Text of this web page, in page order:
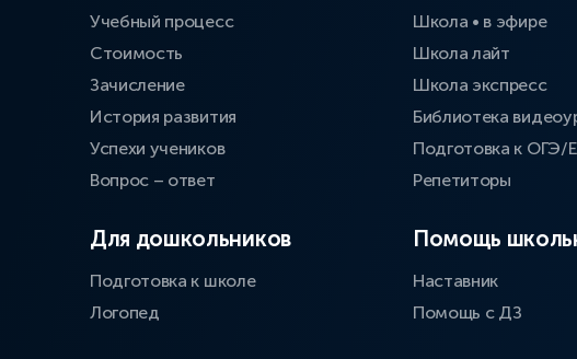
Учебный процесс
Стоимость
Зачисление
История развития
Успехи учеников
Вопрос – ответ
Для дошкольников
Подготовка к школе
Логопед
Школа • в эфире
Школа лайт
Школа экспресс
Библиотека
Подготовка к ОГЭ/
Репетиторы
Помощь
Наставник
Помощь с ДЗ